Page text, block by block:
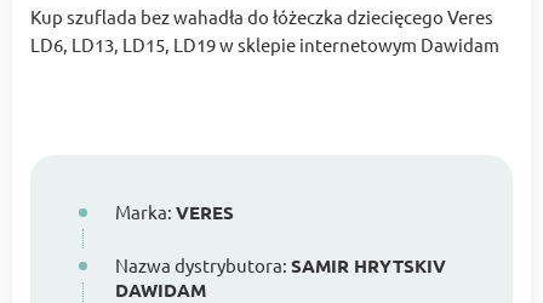
Kup szuflada bez wahadła do łóżeczka dziecięcego Veres
LD6, LD13, LD15, LD19 w sklepie internetowym Dawidam
Marka: VERES
Nazwa dystrybutora: SAMIR HRYTSKIV
DAWIDAM